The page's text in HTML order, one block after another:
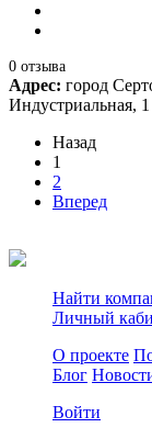
0 отзыва
Адрес: город
Индустриальная,
Назад
1
2
Вперед
Найти
Личный
О проекте
Блог
Войти